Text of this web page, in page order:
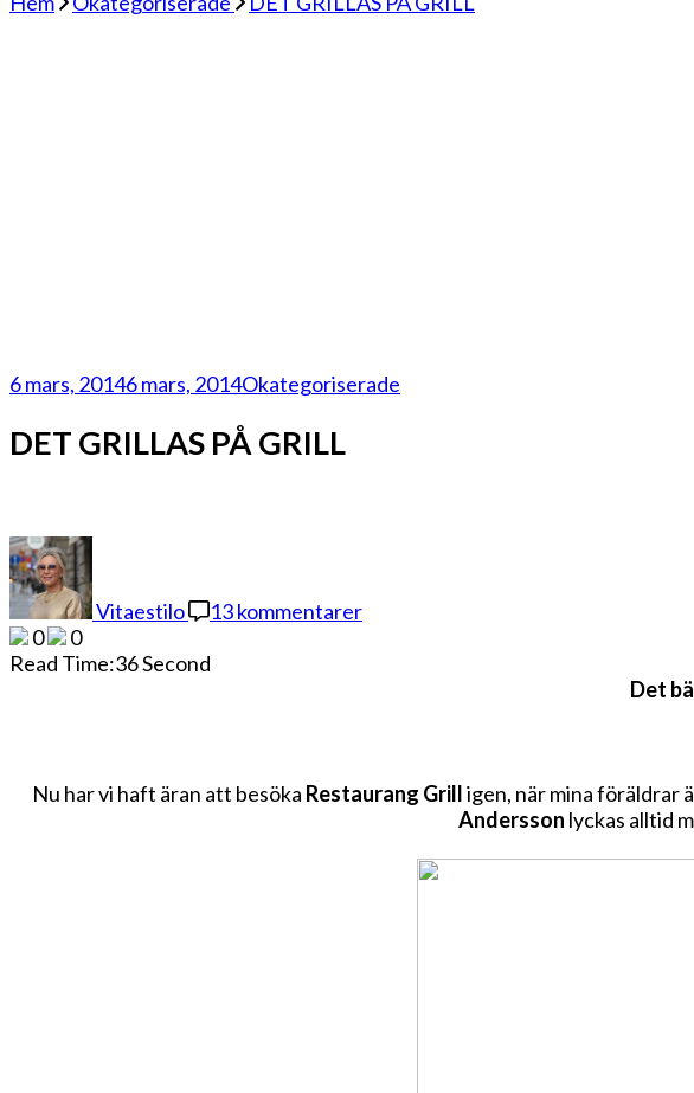
6 mars, 20146 mars, 2014Okategoriserade
DET GRILLAS PÅ GRILL
Vitaestilo 13 kommentarer
PÅ
0
0
Read Time:36 Second
Det
Nu har vi haft äran att besöka Restaurang Grilligen, när mina föräldrar
Andersson lyckas alltid